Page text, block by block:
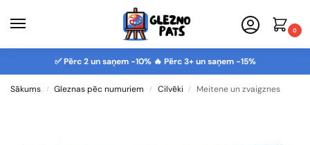
0
✅ Pērc 2 un saņem -10% 🔥 Pērc 3+ un saņem -15%
Sākums / Gleznas pēc numuriem / Cilvēki / Meitene un zvaigznes